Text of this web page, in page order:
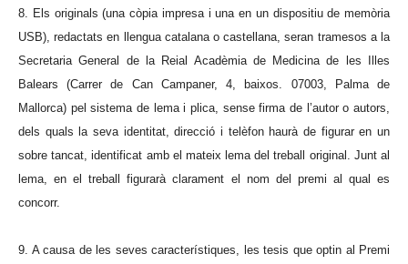
8. Els originals (una còpia impresa i una en un dispositiu de memòria
USB), redactats en llengua catalana o castellana, seran tramesos a la
Secretaria General de la Reial Acadèmia de Medicina de les Illes
Balears (Carrer de Can Campaner, 4, baixos. 07003, Palma de
Mallorca) pel sistema de lema i plica, sense firma de l’autor o autors,
dels quals la seva identitat, direcció i telèfon haurà de figurar en un
sobre tancat, identificat amb el mateix lema del treball original. Junt al
lema, en el treball figurarà clarament el nom del premi al qual es
concorr.
9. A causa de les seves característiques, les tesis que optin al Premi